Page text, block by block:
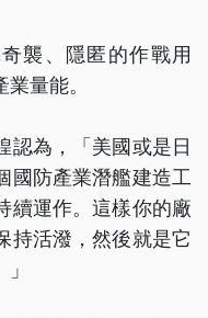
襲、隱匿的作戰用
量能。
認為，「美國或是日
國防產業潛艦建造工
續運作。這樣你的廠
持活潑，然後就是它